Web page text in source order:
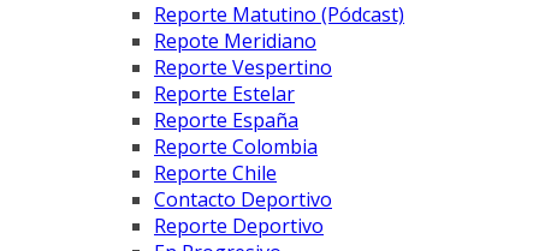
Reporte Matutino (Pódcast)
Repote Meridiano
Reporte Vespertino
Reporte Estelar
Reporte España
Reporte Colombia
Reporte Chile
Contacto Deportivo
Reporte Deportivo